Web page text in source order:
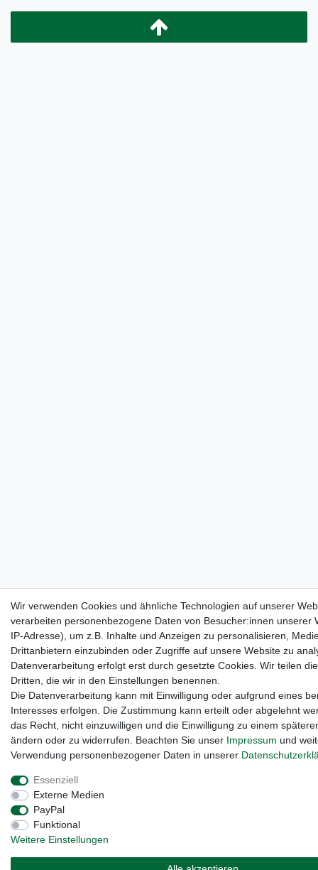
Wir verwenden Cookies und ähnliche Technologien auf unserer
verarbeiten personenbezogene Daten von Besucher:innen unserer
IP-Adresse), um z.B. Inhalte und Anzeigen zu personalisieren,
Drittanbietern einzubinden oder Zugriffe auf unsere Website zu
Datenverarbeitung erfolgt erst durch gesetzte Cookies. Wir teilen
Dritten, die wir in den Einstellungen benennen.
Die Datenverarbeitung kann mit Einwilligung oder aufgrund eines
Interesses erfolgen. Die Zustimmung kann erteilt oder abgelehnt
das Recht, nicht einzuwilligen und die Einwilligung zu einem
ändern oder zu widerrufen. Beachten Sie unser Impressum und
Verwendung personenbezogener Daten in unserer
Essenziell
Externe Medien
PayPal
Funktional
Weitere Einstellungen